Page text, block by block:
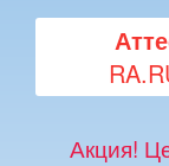
Акция!